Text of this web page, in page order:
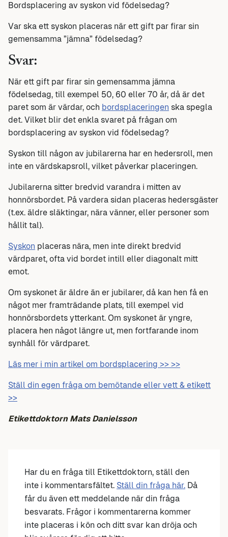
Bordsplacering av syskon vid födelsedag?
Var ska ett syskon placeras när ett gift par firar sin
gemensamma ”jämna” födelsedag?
Svar:
När ett gift par firar sin gemensamma jämna
födelsedag, till exempel 50, 60 eller 70 år, då är det
paret som är värdar, och bordsplaceringen ska spegla
det. Vilket blir det enkla svaret på frågan om
bordsplacering av syskon vid födelsedag?
Syskon till någon av jubilarerna har en hedersroll, men
inte en värdskapsroll, vilket påverkar placeringen.
Jubilarerna sitter bredvid varandra i mitten av
honnörsbordet. På vardera sidan placeras hedersgäster
(t.ex. äldre släktingar, nära vänner, eller personer som
hållit tal).
Syskon placeras nära, men inte direkt bredvid
värdparet, ofta vid bordet intill eller diagonalt mitt
emot.
Om syskonet är äldre än er jubilarer, då kan hen få en
något mer framträdande plats, till exempel vid
honnörsbordets ytterkant. Om syskonet är yngre,
placera hen något längre ut, men fortfarande inom
synhåll för värdparet.
Läs mer i min artikel om bordsplacering >> >>
Ställ din egen fråga om bemötande eller vett & etikett
>>
Etikettdoktorn Mats Danielsson
Har du en fråga till Etikettdoktorn, ställ den
inte i kommentarsfältet. Ställ din fråga här. Då
får du även ett meddelande när din fråga
besvarats. Frågor i kommentarerna kommer
inte placeras i kön och ditt svar kan dröja och